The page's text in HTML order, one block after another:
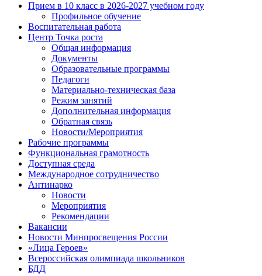
Прием в 10 класс в 2026-2027 учебном году
Профильное обучение
Воспитательная работа
Центр Точка роста
Общая информация
Документы
Образовательные программы
Педагоги
Материально-техническая база
Режим занятий
Дополнительная информация
Обратная связь
Новости/Мероприятия
Рабочие программы
Функциональная грамотность
Доступная среда
Международное сотрудничество
Антинарко
Новости
Мероприятия
Рекомендации
Вакансии
Новости Минпросвещения России
«Лица Героев»
Всероссийская олимпиада школьников
БДД